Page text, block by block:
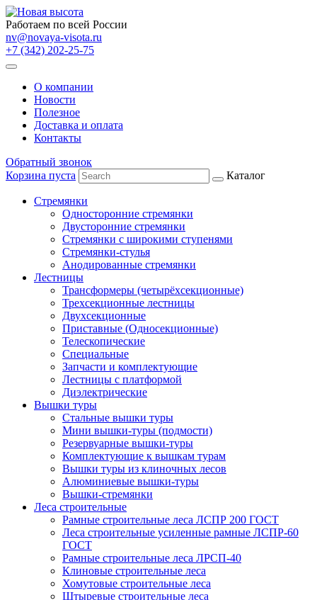
Работаем по всей России
nv@novaya-visota.ru
+7 (342) 202-25-75
О компании
Новости
Полезное
Доставка и оплата
Контакты
Обратный звонок
Корзина пуста
Каталог
Стремянки
Односторонние стремянки
Двусторонние стремянки
Стремянки с широкими ступенями
Стремянки-стулья
Анодированные стремянки
Лестницы
Трансформеры (четырёхсекционные)
Трехсекционные лестницы
Двухсекционные
Приставные (Односекционные)
Телескопические
Специальные
Запчасти и комплектующие
Лестницы с платформой
Диэлектрические
Вышки туры
Стальные вышки туры
Мини вышки-туры (подмости)
Резервуарные вышки-туры
Комплектующие к вышкам турам
Вышки туры из клиночных лесов
Алюминиевые вышки-туры
Вышки-стремянки
Леса строительные
Рамные строительные леса ЛСПР 200 ГОСТ
Леса строительные усиленные рамные ЛСПР-60
ГОСТ
Рамные строительные леса ЛРСП-40
Клиновые строительные леса
Хомутовые строительные леса
Штыревые строительные леса